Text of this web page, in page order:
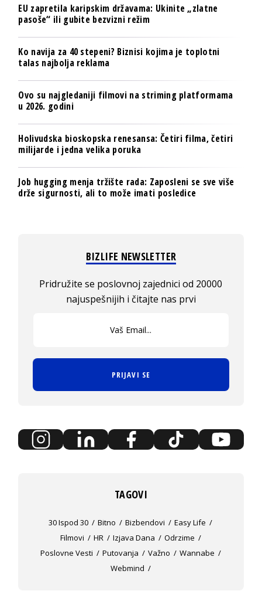
EU zapretila karipskim državama: Ukinite „zlatne
pasoše“ ili gubite bezvizni režim
Ko navija za 40 stepeni? Biznisi kojima je toplotni
talas najbolja reklama
Ovo su najgledaniji filmovi na striming platformama
u 2026. godini
Holivudska bioskopska renesansa: Četiri filma, četiri
milijarde i jedna velika poruka
Job hugging menja tržište rada: Zaposleni se sve više
drže sigurnosti, ali to može imati posledice
BIZLIFE NEWSLETTER
Pridružite se poslovnoj zajednici od 20000
najuspešnijih i čitajte nas prvi
PRIJAVI SE
TAGOVI
30 Ispod 30 Bitno Bizbendovi
Easy Life
Filmovi
HR Izjava Dana
Odrzime
Poslovne Vesti
Putovanja Važno
Wannabe
Webmind